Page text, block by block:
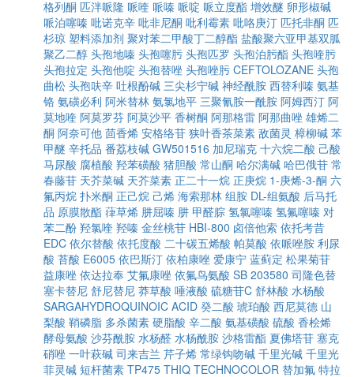
格列酮 匹泮哌隆 哌喹 哌嗪 哌啶 哌立度酯 增效醚 卵形椒碱
哌泊噻嗪 吡诺克辛 吡非尼酮 吡利霉素 吡咯庚汀 匹托非酮 匹
杉琼 塑料添加剂 聚对苯二甲酸丁二醇酯 盐酸聚六亚甲基双胍
聚乙二醇 头孢地嗪 头孢噻肟 头孢匹罗 头孢泊肟酯 头孢喹肟
头孢拉定 头孢他啶 头孢替唑 头孢唑肟 CEFTOLOZANE 头孢
曲松 头孢呋辛 吐根酚碱 三尖杉宁碱 神经酰胺 西替利嗪 氨基
铬 氨磺必利 阿米替林 氨氯地平 三聚氰胺一酰胺 阿姆西汀 阿
莫地喹 阿莫罗芬 阿莫沙平 香树酮 阿那格雷 阿那曲唑 雄烯二
酮 阿奈可他 茴香烯 安格络苷 狭叶香茶菜素 敌菌灵 樟柳碱 苯
甲醚 辛托品 番荔枝碱 GW501516 加尼瑞克 十六烷二酸 己酸
马尿酸 腐植酸 羟苯磺酸 猪胆酸 常山酮 哈尔满碱 哈巴俄苷 常
春藤苷 天芥菜碱 天芥菜素 正二十一烷 正庚烷 1-庚烯-3-酮 六
氟丙烷 扑米酮 正己烷 己烯 海索那林 组胺 DL-组氨酸 后马托
品 原膜散酯 葎草烯 肼屈嗪 肼 甲醛腙 氢氯噻嗪 氢氟噻嗪 对
苯二酚 羟氯喹 羟嗪 金丝桃苷 HBI-800 卤倍他索 依托考昔
EDC 依尔替酸 依托度酸 二十碳五烯酸 帕莫酸 依哌唑胺 利尿
酸 苔酸 E6005 依巴斯汀 依柏康唑 爱康宁 蓝蓟定 松果菊苷
益康唑 依达拉奉 艾氟康唑 依氟鸟氨酸 SB 203580 司隆色替
塞卡替尼 舒尼替尼 莽草酸 唾液酸 硫糖苷C 舒林酸 水杨酸
SARGAHYDROQUINOIC ACID 癸二酸 琥珀酸 西尼莫德 山
梨酸 鞘磷脂 多杀菌素 硬脂酸 辛二酸 氨基磺酸 硫酸 香桧烯
酵母氨酸 沙芬酰胺 水杨醛 水杨酰胺 沙格雷酯 夏佛塔苷 塞克
硝唑 一叶萩碱 司来吉兰 芹子烯 常绿钩吻碱 千里光碱 千里光
菲灵碱 短杆菌素 TP475 THIQ TECHNOCOLOR 替加氟 特拉